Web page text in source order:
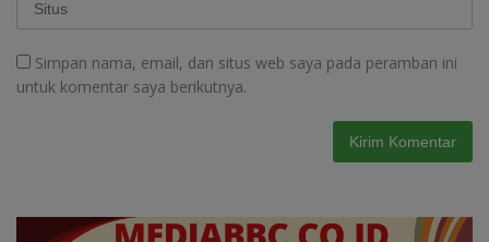
Simpan nama, email, dan situs web saya pada peramban ini
untuk komentar saya berikutnya.